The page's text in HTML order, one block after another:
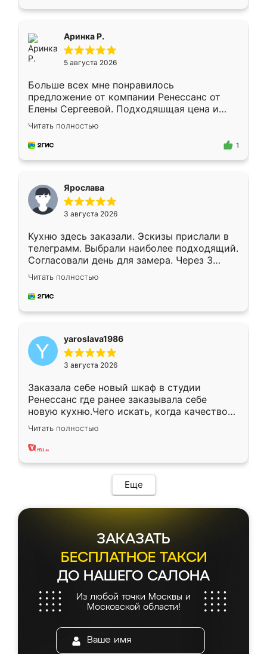
Аринка Р.
5 августа 2026
Больше всех мне понравилось
предложение от компании Ренессанс от
Елены Сергеевой. Подходяшщая цена и
короткие сроки изготовления. Приехавший
для замера сотрудник Владислав
предложил по моему эскизу самый
Читать полностью
1
Ярослава
3 августа 2026
Кухню здесь заказали. Эскизы прислали в
телеграмм. Выбрали наиболее подходящий.
Согласовали день для замера. Через 3
недели кухня была уже готова. Остались
довольны работой. Спасибо Ренессанс
мебель за качественную работу!
Читать полностью
yaroslava1986
3 августа 2026
Заказала себе новый шкаф в студии
Ренессанс где ранее заказывала себе
новую кухню.Чего искать, когда качеством
вполне довольна. Служит кухня уже почти
два года, нареканий нет.
Читать полностью
Еще
ЗАКАЗАТЬ
БЕСПЛАТНОЕ ТАКСИ
ДО НАШЕГО САЛОНА
Из любой точки Москвы и
Московской области!